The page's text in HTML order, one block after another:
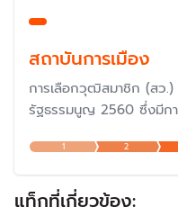
สถาบันการเมือง
การเลือกวุฒิสมาชิก (สว.)
รัฐธรรมนูญ 2560 ซึ่งมีกา
แตกต่างไปจากรัฐธรรม
เพื่อให้มีวุฒิสมาชิกที่มีควา
ถูกวิพากษ์วิจารณ์ค่อนข้าง
เลือกตั้ง เพราะเป็นการเลือ
1 2
แท็กที่เกี่ยวข้อง: